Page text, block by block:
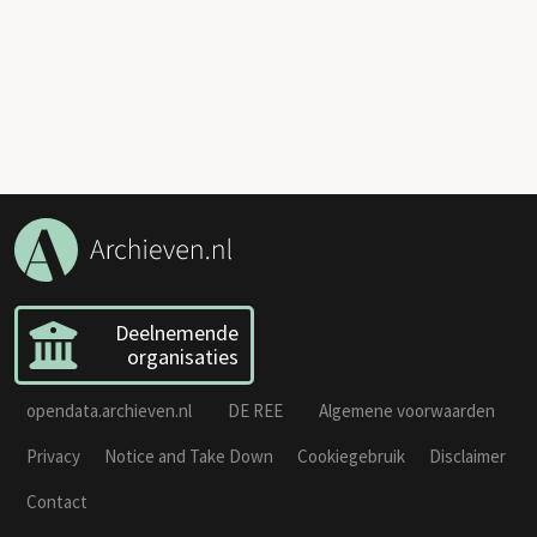
Deelnemende
organisaties
opendata.archieven.nl DE REE
Algemene voorwaarden
Privacy
Notice and Take Down Cookiegebruik
Disclaimer
Contact